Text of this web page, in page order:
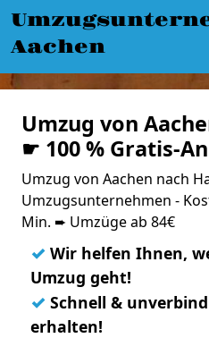
Aachen
Umzug von
☛ 100 % Gratis-
Umzug von Aachen nach
Umzugsunternehmen -
Min. ➨ Umzüge ab 84€
✓ Wir helfen Ihnen,
Umzug geht!
✓ Schnell &
erhalten!